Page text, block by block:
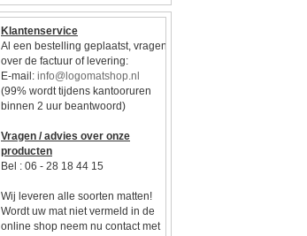
Klantenservice
Al een bestelling geplaatst, vragen
over de factuur of levering:
E-mail: info@logomatshop.nl
(99% wordt tijdens kantooruren
binnen 2 uur beantwoord)
Vragen / advies over onze
producten
Bel : 06 - 28 18 44 15
Wij leveren alle soorten matten!
Wordt uw mat niet vermeld in de
online shop neem nu contact met